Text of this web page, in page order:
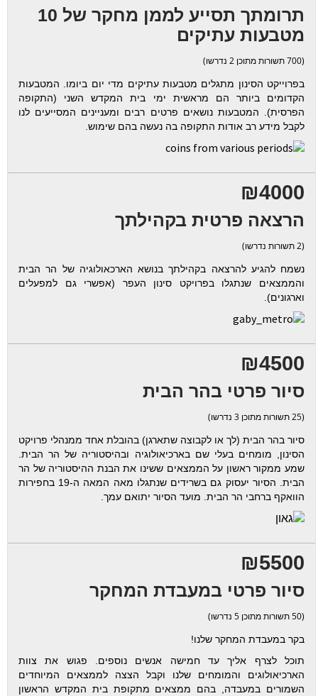
תרומתך תסייע לממן מחקר של 10
מטבעות עתיקים
(700 תשורות מתוכן 2 נדרשו)
בפרוייקט הסינון מתגלים מטבעות עתיקים מדי יום ביומו. המטבעות
הקדומים ביותר הם מראשית ימי בית המקדש השני (התקופה
הפרסית). המטבעות נושאים פרטים רבים ומעניינים המסייעים לנו
לקבל מידע רב אודות התקופה בה נעשה בהם שימוש.
₪4000
הרצאה פרטית בקהילתך
(2 תשורות נדרשו)
נשמח להגיע להרצאה בקהילתך בנושא הארכאולוגיה של הר הבית
והממצאים שנתגלו בפרויקט סינון העפר (אפשרי גם למפעלים
וארגונים).
₪4500
סיור פרטי בהר הבית
(25 תשורות מתוכן 3 נדרשו)
סיור בהר הבית (לך או לקבוצה שתארגן) בהובלת אחד ממנהלי פרויקט
הסינון, מומחים בעלי שם בארכיאולוגיה ובהיסטוריה של הר הבית.
שמע ממקור ראשון על הממצאים ששינו את הבנת ההיסטוריה של הר
הבית. הסיור יעסוק גם בשרידים שנתגלו מאה המאה ה-19 בחפירות
הוואקף ברחבי הר הבית. מועד הסיור יתואם עמך.
₪5500
סיור פרטי במעבדת המחקר
(50 תשורות מתוכן 5 נדרשו)
בקר במעבדת המחקר שלנו!
תוכל לצרף אליך עד חמישה אנשים נוספים. פגוש את צוות
הארכיאולוגים והמומחים שלנו וקבל הצצה לממצאים המיוחדים
השמורים במעבדה, בהם ממצאים מתקופת בית המקדש הראשון